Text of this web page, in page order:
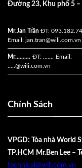
Đường 23, Khu phố 5 –
Mr.Jan Trần ĐT:
Email: jan.tran@wili.com.vn
Mr.......... ĐT: ....... Email:
.....@wili.com.vn
Chính Sách
VPGD: Tòa nhà World
TP.HCM Mr.Ben Lee –
technical@wili.com.vn